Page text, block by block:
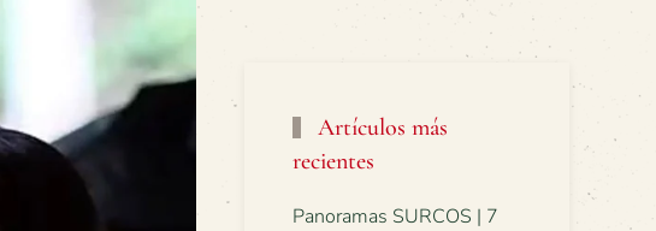
Artículos más
recientes
Panoramas SURCOS | 7